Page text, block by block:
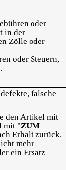
oder
in der
Zölle oder
oder Steuern,
falsche
den Artikel mit
mit "ZUM
Erhalt zurück.
mehr
ein Ersatz